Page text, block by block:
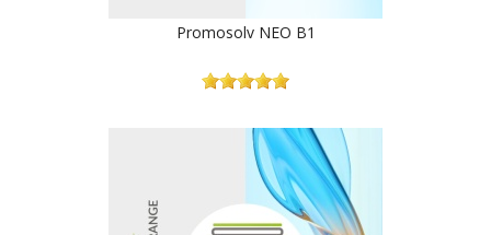
Promosolv NEO B1